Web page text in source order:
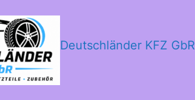
Deutschländer KFZ GbR